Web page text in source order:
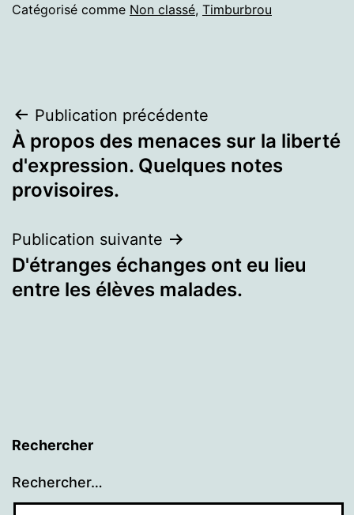
Catégorisé comme Non classé, Timburbrou
Navigation
de
l’article
Publication précédente
À propos des menaces sur la liberté
d'expression. Quelques notes
provisoires.
Publication suivante
D'étranges échanges ont eu lieu
entre les élèves malades.
Rechercher
Rechercher…